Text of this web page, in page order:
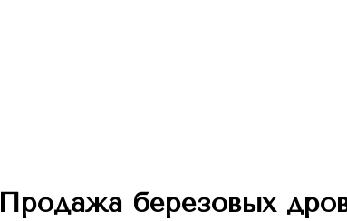
Продажа березовых